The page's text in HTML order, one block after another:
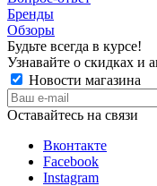
Бренды
Обзоры
Будьте всегда в курсе!
Узнавайте о скидках и
Новости магазина
Оставайтесь на связи
Вконтакте
Facebook
Instagram